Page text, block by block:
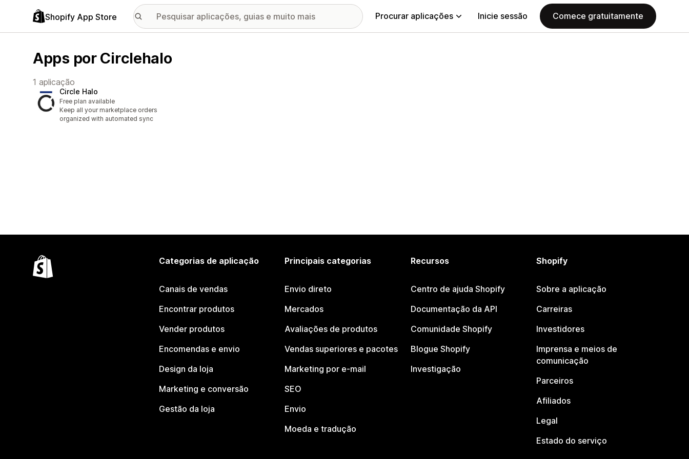
Shopify App Store Procurar aplicações Inicie sessão Comece gratuitamente
Apps por Circlehalo
1 aplicação
Circle Halo
Free plan available
Keep all your marketplace orders
organized with automated sync
Categorias de aplicação
Canais de vendas
Encontrar produtos
Vender produtos
Encomendas e envio
Design da loja
Marketing e conversão
Gestão da loja
Principais categorias
Envio direto
Mercados
Avaliações de produtos
Vendas superiores e pacotes
Marketing por e-mail
SEO
Envio
Moeda e tradução
Recursos
Centro de ajuda Shopify
Documentação da API
Comunidade Shopify
Blogue Shopify
Investigação
Shopify
Sobre a aplicação
Carreiras
Investidores
Imprensa e meios de
comunicação
Parceiros
Afiliados
Legal
Estado do serviço